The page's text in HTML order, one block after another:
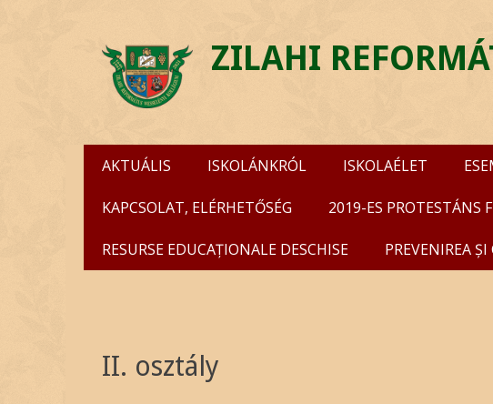
ZILAHI
Primary Menu
Skip
content
AKTUÁLIS ISKOLÁNKRÓL ISKOLAÉLET
KAPCSOLAT, ELÉRHETŐSÉG 2019-ES PROTESTÁNS
RESURSE EDUCAȚIONALE DESCHISE PREVENIREA
II. osztály